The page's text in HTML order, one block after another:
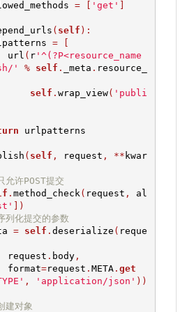
= [ 'get' ]
( self ):
=
[
( r'^(?P<resource_name
'
% self . _meta . resource_
self . wrap_view( 'publi
urlpatterns
( self , request , ** kwar
允许POST提交
. method_check ( request ,
al
])
列化提交的参数
= self . deserialize ( reque
. body,
=request . META. get
, 'application/json' ))
建对象